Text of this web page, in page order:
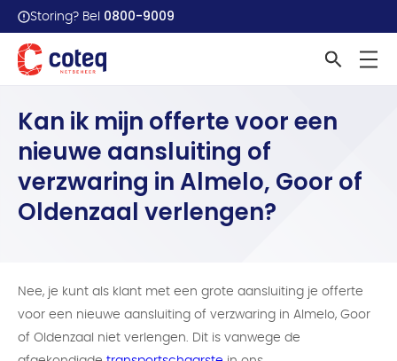
Storing? Bel 0800-9009
Home Veelgestelde vragen
Kan ik mijn offerte voor een
nieuwe aansluiting of
verzwaring in Almelo, Goor of
Oldenzaal verlengen?
Nee, je kunt als klant met een grote aansluiting je offerte
voor een nieuwe aansluiting of verzwaring in Almelo, Goor
of Oldenzaal niet verlengen. Dit is vanwege de